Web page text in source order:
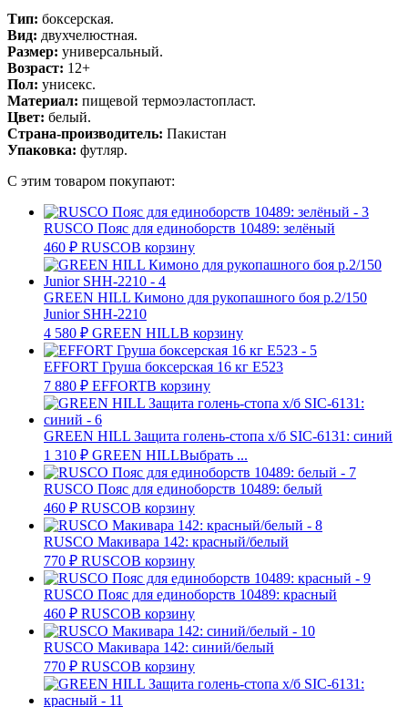
Тип: боксерская.
Вид: двухчелюстная.
Размер: универсальный.
Возраст: 12+
Пол: унисекс.
Материал: пищевой термоэластопласт.
Цвет: белый.
Страна-производитель: Пакистан
Упаковка: футляр.
С этим товаром покупают:
RUSCO Пояс для единоборств 10489: зелёный
460 ₽ RUSCOВ корзину
GREEN HILL Кимоно для рукопашного боя р.2/150
Junior SHH-2210
4 580 ₽ GREEN HILLВ корзину
EFFORT Груша боксерская 16 кг E523
7 880 ₽ EFFORTВ корзину
GREEN HILL Защита голень-стопа х/б SIC-6131: синий
1 310 ₽ GREEN HILLВыбрать ...
RUSCO Пояс для единоборств 10489: белый
460 ₽ RUSCOВ корзину
RUSCO Макивара 142: красный/белый
770 ₽ RUSCOВ корзину
RUSCO Пояс для единоборств 10489: красный
460 ₽ RUSCOВ корзину
RUSCO Макивара 142: синий/белый
770 ₽ RUSCOВ корзину